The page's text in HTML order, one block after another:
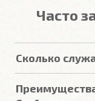
Часто
Сколько
покрытий из